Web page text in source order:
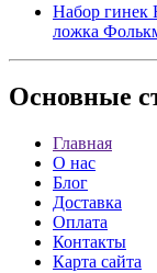
Набор гинек
ложка
Основные
Главная
О нас
Блог
Доставка
Оплата
Контакты
Карта сайта